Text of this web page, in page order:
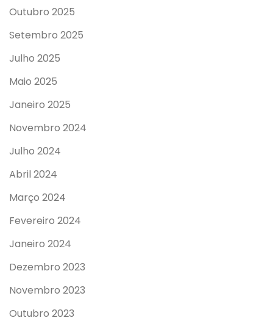
Outubro 2025
Setembro 2025
Julho 2025
Maio 2025
Janeiro 2025
Novembro 2024
Julho 2024
Abril 2024
Março 2024
Fevereiro 2024
Janeiro 2024
Dezembro 2023
Novembro 2023
Outubro 2023